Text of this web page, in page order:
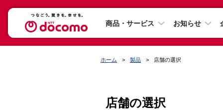
商品・サービス お知らせ
ホーム 製品 店舗の選択
店舗の選択